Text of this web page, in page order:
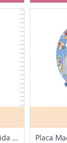
Placa Madeira Colorida Aparição Metal 15 cm